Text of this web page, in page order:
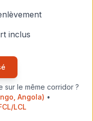
inclus
sur le même corridor ?
Angola) •
LCL